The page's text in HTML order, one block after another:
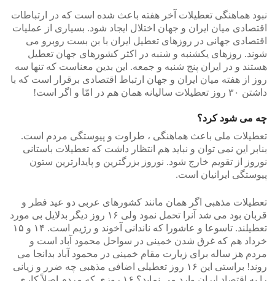
نبود هماهنگی تعطیلات آخر هفته باعث شده است که در ارتباطات
اقتصادی میان ایران و جهان اختلال ایجاد شود. بسیاری از عملیات
اقتصادی جهانی در روزهای تعطیل ایران با بن بست روبرو می
شوند. روزهای یکشنبه و شنبه در اکثر کشورهای جهان تعطیل
هستند و در ایران پنج شنبه و جمعه. این بدین معناست که تنها سه
روز از هفته میان ایران و جهان ارتباط اقتصادی برقرار است که با
داشتن ۳۰ روز تعطیلات سالیانه همان هم در امّا و اگر است!
چه می شود کرد؟
تعطیلات ملی باعث هماهنگی ، طراوت و پیوستگی مردم است.
بنابر این نمی توان و نباید هم انتظار داشت که تعطیلات باستانی
نوروز از تقویم خارج شود. نوروز بزرگترین و پایدارترین ستون
پیوستگی ایرانیان است.
تعطیلات مذهبی اگر همان مانند کشورهای عربی دو عید فطر و
قربان بود می شد آنرا تحمل نمود ولی ۱۶ روز دیگر بدلایل بی مورد
تعطیلند. تاسوعا و عاشورا که ناندانی آخوند و رژیم است. ۱۴ و ۱۵
خرداد هم که غرق شدن خمینی در سواحل محمود آباد است و
مردم هز ساله برای زیارت مقام خمینی در محمود آباد بدانجا می
روند! براستی این ۱۶ روز تعطیلی اضافی مذهبی چه ضرر و زیانی